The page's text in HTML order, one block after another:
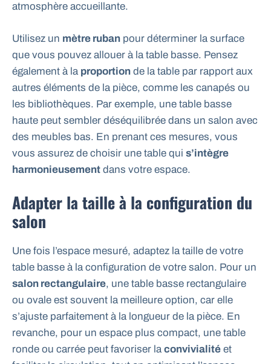
atmosphère accueillante.
Utilisez un mètre ruban pour déterminer la surface
que vous pouvez allouer à la table basse. Pensez
également à la proportion de la table par rapport aux
autres éléments de la pièce, comme les canapés ou
les bibliothèques. Par exemple, une table basse
haute peut sembler déséquilibrée dans un salon avec
des meubles bas. En prenant ces mesures, vous
vous assurez de choisir une table qui s’intègre
harmonieusement dans votre espace.
Adapter la taille à la configuration du
salon
Une fois l’espace mesuré, adaptez la taille de votre
table basse à la configuration de votre salon. Pour un
salon rectangulaire, une table basse rectangulaire
ou ovale est souvent la meilleure option, car elle
s’ajuste parfaitement à la longueur de la pièce. En
revanche, pour un espace plus compact, une table
ronde ou carrée peut favoriser laconvivialité et